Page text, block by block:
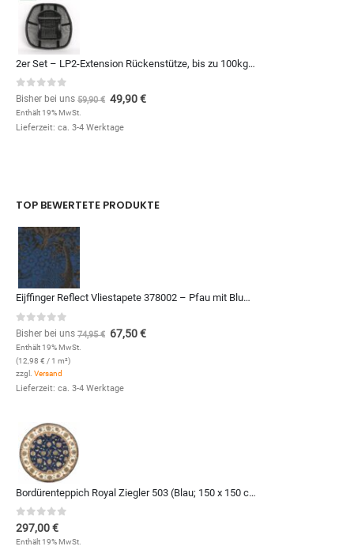
2er Set – LP2-Extension Rückenstütze, bis zu 100kg – 10€ günstiger
0out of 5
Bisher bei uns 59,90€ 49,90€
Enthält 19% MwSt.
Lieferzeit: ca. 3-4 Werktage
TOP BEWERTETE PRODUKTE
Eijffinger Reflect Vliestapete 378002 – Pfau mit Blumen (Dunkelblau)
0 out of 5
Bisher bei uns 74,95€ 67,50€
Enthält 19% MwSt.
(12,98 € / 1 m²)
zzgl. Versand
Lieferzeit: ca. 3-4 Werktage
Bordürenteppich Royal Ziegler 503 (Blau; 150 x 150 cm)
0out of 5
297,00€
Enthält 19% MwSt.